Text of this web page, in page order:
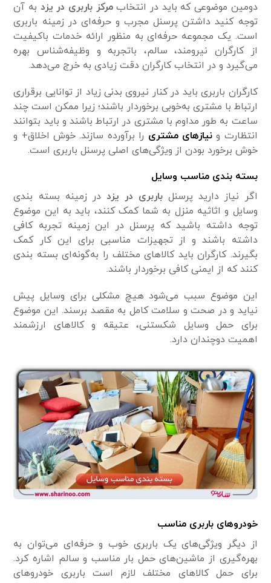
دومین موضوعی که باید در انتخابمرکز باربری در یزد به آن
توجه کنید داشتن پرسنل مجرب و حرفه‌ای در زمینه باربری
است. یک مجموعه حرفه‌ای به منظور ارائه خدمات باکیفیت
از کارگران نیرومند، سالم، باتجربه و وظیفه‌شناس بهره
می‌گیرد و در انتخاب کارگران دقت زیادی به خرج می‌دهد.
کارگران باربری باید در کنار نیروی بدنی زیاد از توانایی برقراری
ارتباط با مشتری به‌خوبی برخوردار باشند؛ زیرا ممکن است چند
ساعت به طور مداوم با مشتری در ارتباط باشند و باید بتوانند
انتظارت ونیاز‌های مشتری را برآورده سازند. خوش اخلاق+ و
خوش برخورد بودن از ویژگی‌های اصلی پرسنل باربری است.
بسته بندی مناسب وسایل
اگر نیاز دارید پرسنل باربری در یزد در زمینه بسته بندی
وسایل و اثاثیه منزل به شما کمک کنند، باید به این موضوع
توجه داشته باشید که پرسنل در این زمینه تجربه کافی
داشته باشند و از تجهیزات مناسبی برای این کار کمک
بگیرند. کارگران باید کالا‌های مختلف را به‌گونه‌ای بسته بندی
کنند که از ایمنی کافی برخوردار باشند.
این موضوع سبب می‌شود هیچ مشکلی برای وسایل پیش
نیاید و در صحت و سلامت کامل به مقصد برسند. این موضوع
برای حمل وسایل شکستنی، عتیقه و کالا‌های ارزشمند
اهمیت دوچندان دارد.
خودرو‌های باربری مناسب
از دیگر ویژگی‌های یک باربری خوب و حرفه‌ای می‌توان به
بهره‌گیری از ماشین‌های حمل بار مناسب و سالم اشاره کرد.
برای حمل کالا‌های مختلف لازم است باربری خودرو‌های